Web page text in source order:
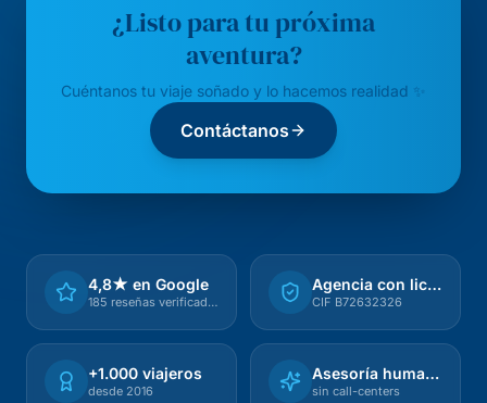
¿Listo para tu próxima
aventura?
Cuéntanos tu viaje soñado y lo hacemos realidad ✨
Contáctanos
4,8★ en Google
185 reseñas verificadas
Agencia con licencia
CIF B72632326
+1.000 viajeros
desde 2016
Asesoría humana
sin call-centers